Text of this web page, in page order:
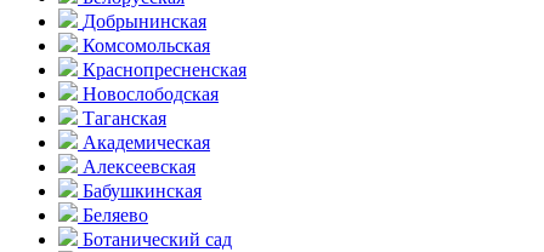
Добрынинская
Комсо­мольская
Краснопресненская
Новослободская
Таганская
Академическая
Алексеевская
Бабушкинская
Беляево
Ботанический сад